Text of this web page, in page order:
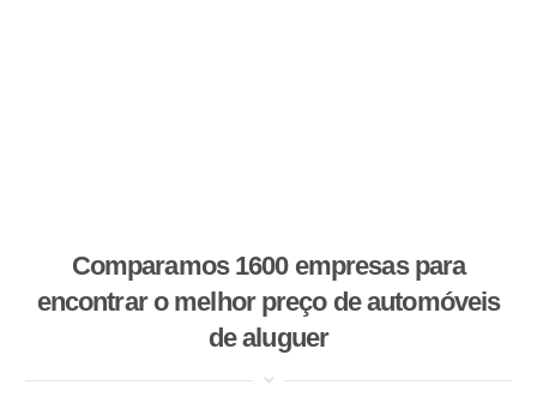
Comparamos 1600 empresas para
encontrar o melhor preço de automóveis
de aluguer